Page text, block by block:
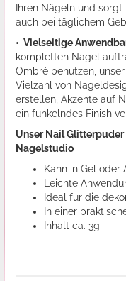
Ihren Nägeln und
auch bei täglichem
• Vielseitige
kompletten Nagel
Ombré benutzen,
Vielzahl von
erstellen, Akzente auf
ein funkelndes Finish
Unser Nail
Nagelstudio
Kann in Gel
Leichte
Ideal für die
In einer
Inhalt ca. 3g